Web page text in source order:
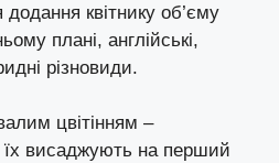
додання квітнику об’єму
плані, англійські,
різновиди.
цвітінням –
їх висаджують на перший